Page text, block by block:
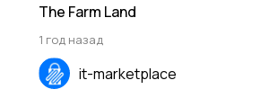
The Farm Land
1 год назад
it-marketplace